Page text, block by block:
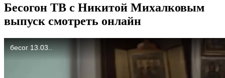
Бесогон ТВ с Никитой Михалковым
выпуск смотреть онлайн